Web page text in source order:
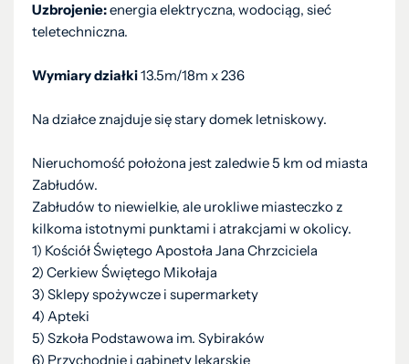
Uzbrojenie:energia elektryczna, wodociąg, sieć
teletechniczna.
Wymiary działki13.5m/18m x 236
Na działce znajduje się stary domek letniskowy.
Nieruchomość położona jest zaledwie 5 km od miasta
Zabłudów.
Zabłudów to niewielkie, ale urokliwe miasteczko z
kilkoma istotnymi punktami i atrakcjami w okolicy.
1) Kościół Świętego Apostoła Jana Chrzciciela
2) Cerkiew Świętego Mikołaja
3) Sklepy spożywcze i supermarkety
4) Apteki
5) Szkoła Podstawowa im. Sybiraków
6) Przychodnie i gabinety lekarskie